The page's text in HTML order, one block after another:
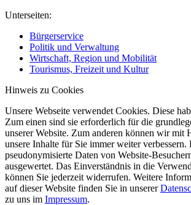
Unterseiten:
Bürgerservice
Politik und Verwaltung
Wirtschaft, Region und Mobilität
Tourismus, Freizeit und Kultur
Hinweis zu Cookies
Unsere Webseite verwendet Cookies. Diese
Zum einen sind sie erforderlich für die
unserer Website. Zum anderen können wir mit
unsere Inhalte für Sie immer weiter verbessern.
pseudonymisierte Daten von Website-
ausgewertet. Das Einverständnis in die
können Sie jederzeit widerrufen. Weitere
auf dieser Website finden Sie in unserer
zu uns im Impressum.